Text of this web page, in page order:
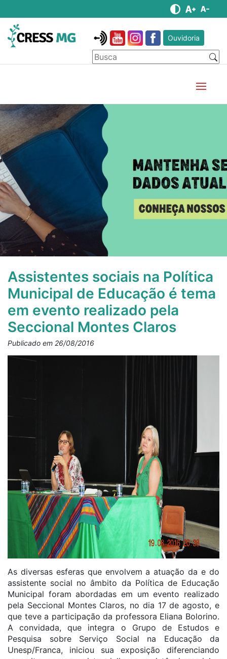
Ouvidoria
Assistentes sociais na Política
Municipal de Educação é tema
em evento realizado pela
Seccional Montes Claros
Publicado em 26/08/2016
As diversas esferas que envolvem a atuação da e do
assistente social no âmbito da Política de Educação
Municipal foram abordadas em um evento realizado
pela Seccional Montes Claros, no dia 17 de agosto, e
que teve a participação da professora Eliana Bolorino.
A convidada, que integra o Grupo de Estudos e
Pesquisa sobre Serviço Social na Educação da
Unesp/Franca, iniciou sua exposição diferenciando